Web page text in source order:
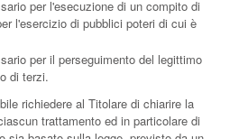
per l'esecuzione di un compito di
l'esercizio di pubblici poteri di cui è
per il perseguimento del legittimo
di terzi.
richiedere al Titolare di chiarire la
trattamento ed in particolare di